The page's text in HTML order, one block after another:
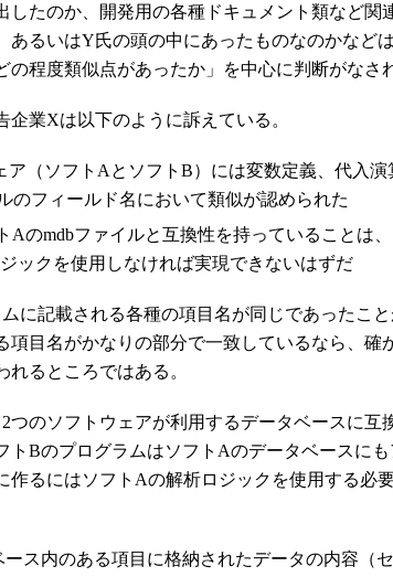
たのか、開発用の各種ドキュメント類など関
あるいはY氏の頭の中にあったものなのかなど
の程度類似点があったか」を中心に判断がなさ
業Xは以下のように訴えている。
ア（ソフトAとソフトB）には変数定義、代入
のフィールド名において類似が認められた
Aのmdbファイルと互換性を持っていることは
ックを使用しなければ実現できないはずだ
に記載される各種の項目名が同じであったこと
項目名がかなりの部分で一致しているなら、確
るところではある。
のソフトウェアが利用するデータベースに互
トBのプログラムはソフトAのデータベースに
作るにはソフトAの解析ロジックを使用する必
ス内のある項目に格納されたデータの内容（